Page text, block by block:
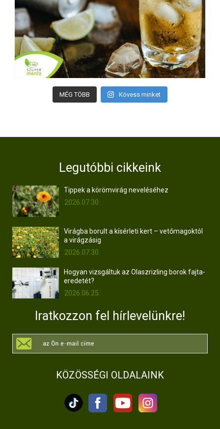
MÉG TÖBB Kövess minket
Legutóbbi cikkeink
Tippek a körömvirág neveléséhez
2026.07.30.
Virágba borult a kísérleti kert – vetőmagoktól
a virágzásig
2026.07.30.
Hogyan vizsgáltuk az Olaszrizling borok fajta-
eredetét?
2026.06.25.
Iratkozzon fel hírlevelünkre!
KÖZÖSSÉGI OLDALAINK